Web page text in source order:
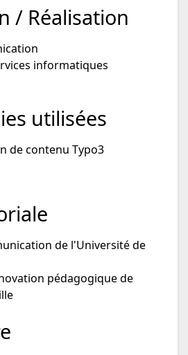
/ Réalisation
informatiques
utilisées
de contenu Typo3
de l'Université de
pédagogique de